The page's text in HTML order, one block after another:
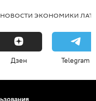
НОВОСТИ ЭКОНОМИКИ
Дзен Telegram